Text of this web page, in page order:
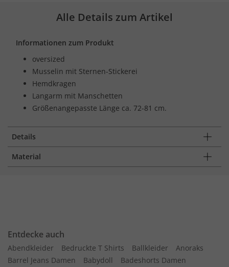
Alle Details zum Artikel
Informationen zum Produkt
oversized
Musselin mit Sternen-Stickerei
Hemdkragen
Langarm mit Manschetten
Größenangepasste Länge ca. 72-81 cm.
Details
Material
Entdecke auch
Abendkleider Bedruckte T Shirts Ballkleider
Anoraks
Barrel Jeans Damen
Babydoll
Badeshorts Damen